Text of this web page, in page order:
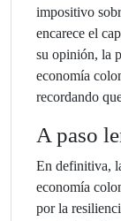
impositivo
encarece el
su opinión, la
economía
recordando
A paso
En definitiva,
economía
por la